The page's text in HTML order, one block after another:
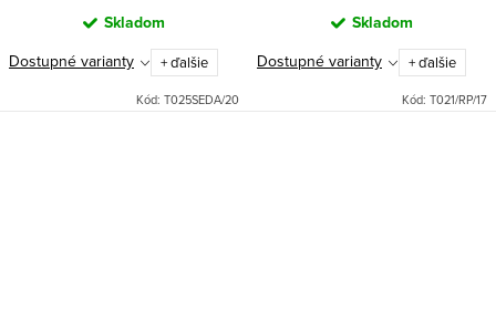
Skladom
Dostupné varianty
+ ďalšie
Kód: T025SEDA/20
Skladom
Dostupné varianty
+ ďalšie
Kód: T021/RP/17